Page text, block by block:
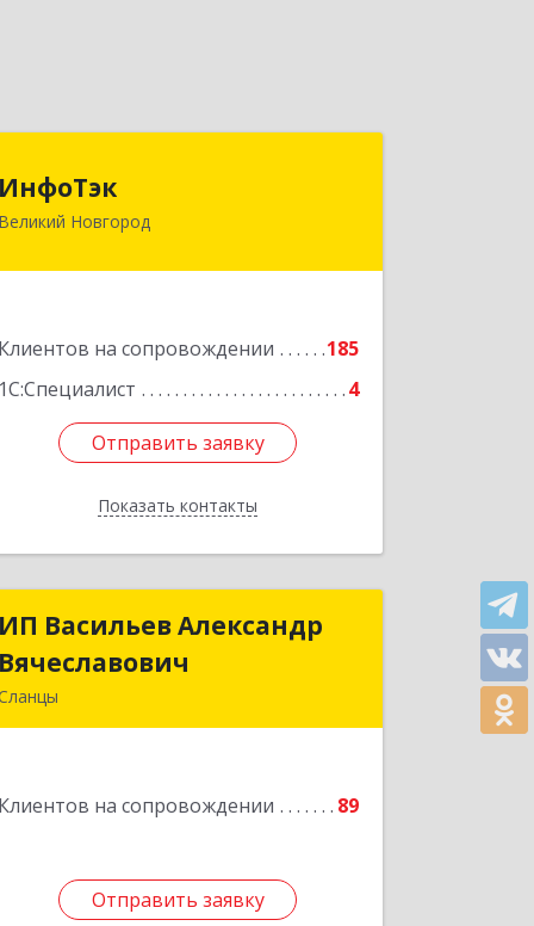
ИнфоТэк
Великий Новгород
Клиентов на сопровождении
185
1С:Специалист
4
Отправить заявку
Показать контакты
173003, Новгородская обл, Великий
Отправить заявку
Назад
ИП Васильев Александр
Вячеславович
Клиентов на сопровождении 89
Отправить заявку
ИП Васильев Александр
Вячеславович
Подробнее
Отправить заявку